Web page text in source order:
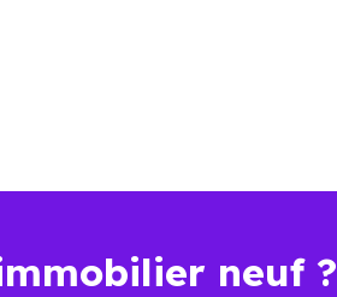
perdre plusieurs jours.
neuf ?